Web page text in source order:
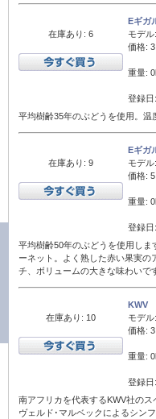
在庫あり: 6
Eギガ
モデル:
価格:
重量:
登録
平均樹齢35年のぶどうを使用。
在庫あり: 9
Eギガ
モデル:
価格:
重量:
登録
平均樹齢50年のぶどうを使用し
ーネット。よく熟した赤い果実
チ、ボリュームの大きな味わいで
在庫あり: 10
KWV
モデル:
価格:
重量:
登録
南アフリカを代表するKWV社の
ヴェルド･マルベックによるシン